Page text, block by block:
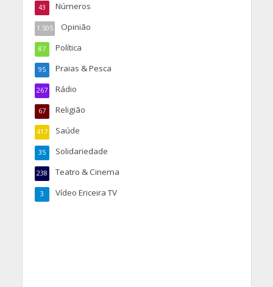
Números
43
Opinião
1.505
Política
87
Praias & Pesca
95
Rádio
267
Religião
67
Saúde
417
Solidariedade
35
Teatro & Cinema
238
Vídeo Ericeira TV
3